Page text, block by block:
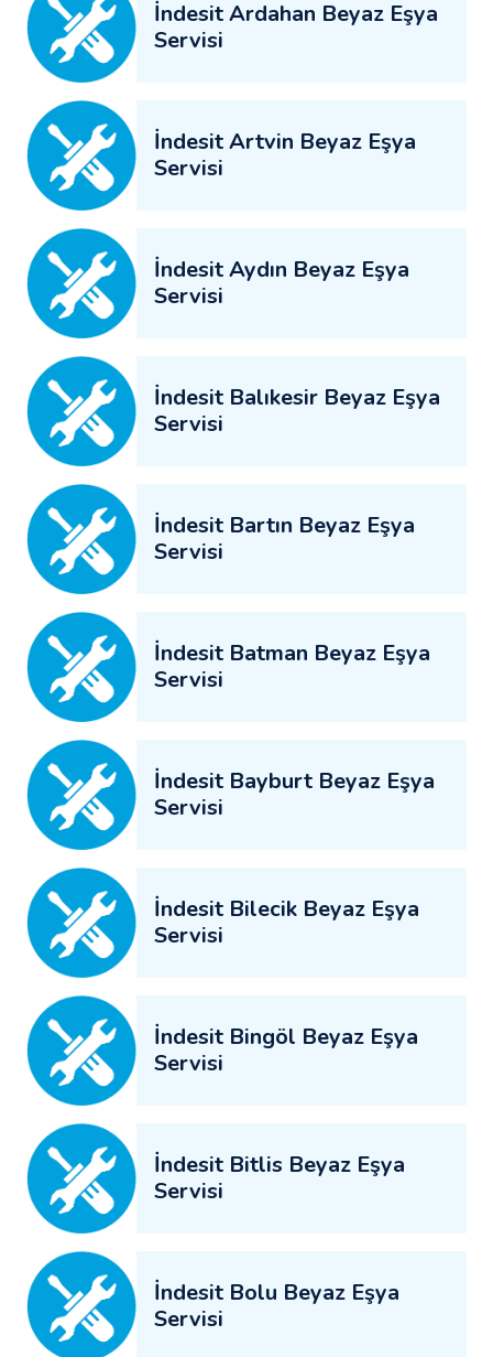
İndesit Ardahan Beyaz Eşya
Servisi
İndesit Artvin Beyaz Eşya
Servisi
İndesit Aydın Beyaz Eşya
Servisi
İndesit Balıkesir Beyaz Eşya
Servisi
İndesit Bartın Beyaz Eşya
Servisi
İndesit Batman Beyaz Eşya
Servisi
İndesit Bayburt Beyaz Eşya
Servisi
İndesit Bilecik Beyaz Eşya
Servisi
İndesit Bingöl Beyaz Eşya
Servisi
İndesit Bitlis Beyaz Eşya
Servisi
İndesit Bolu Beyaz Eşya
Servisi